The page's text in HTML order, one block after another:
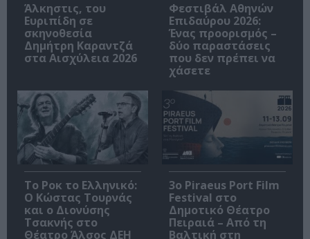
Άλκηστις, του
Ευριπίδη σε
σκηνοθεσία
Δημήτρη Καραντζά
στα Αισχύλεια 2026
Φεστιβάλ Αθηνών
Επιδαύρου 2026:
Ένας προορισμός –
δύο παραστάσεις
που δεν πρέπει να
χάσετε
Το Ροκ το Ελληνικό:
Ο Κώστας Τουρνάς
και ο Διονύσης
Τσακνής στο
Θέατρο Άλσος ΔΕΗ
3o Piraeus Port Film
Festival στο
Δημοτικό Θέατρο
Πειραιά – Από τη
Βαλτική στη